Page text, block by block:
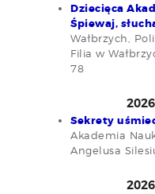
Dziecięca
Śpiewaj,
Wałbrzych,
Filia w
78
Sekrety
Akademia
Angelusa